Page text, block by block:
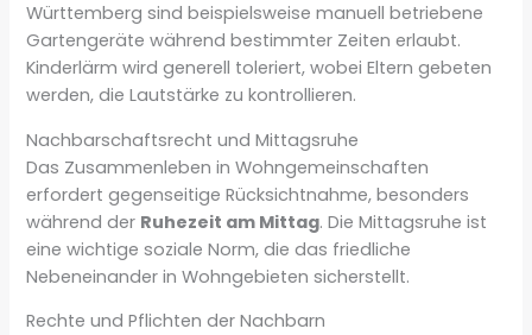
Württemberg sind beispielsweise manuell betriebene
Gartengeräte während bestimmter Zeiten erlaubt.
Kinderlärm wird generell toleriert, wobei Eltern gebeten
werden, die Lautstärke zu kontrollieren.
Nachbarschaftsrecht und Mittagsruhe
Das Zusammenleben in Wohngemeinschaften
erfordert gegenseitige Rücksichtnahme, besonders
während der Ruhezeit am Mittag. Die Mittagsruhe ist
eine wichtige soziale Norm, die das friedliche
Nebeneinander in Wohngebieten sicherstellt.
Rechte und Pflichten der Nachbarn